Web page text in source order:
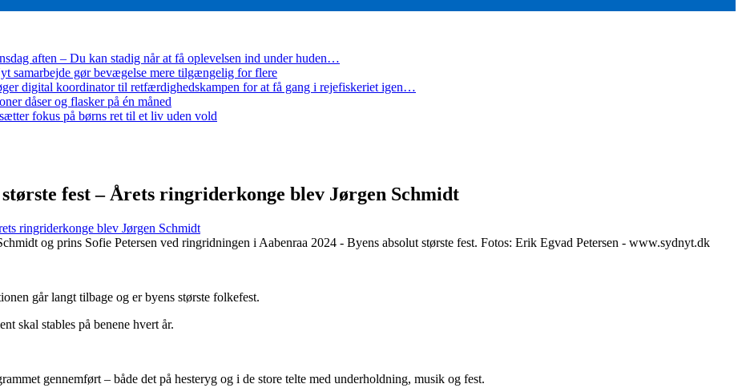
aften – Du kan stadig når at få oplevelsen ind under huden…
samarbejde gør bevægelse mere tilgængelig for flere
digital koordinator til retfærdighedskampen for at få gang i rejefiskeriet igen…
dåser og flasker på én måned
fokus på børns ret til et liv uden vold
fest – Årets ringriderkonge blev Jørgen Schmidt
ringriderkonge blev Jørgen Schmidt
og prins Sofie Petersen ved ringridningen i Aabenraa 2024 - Byens absolut største fest. Fotos: Erik Egvad Petersen - www.sydnyt.dk
går langt tilbage og er byens største folkefest.
skal stables på benene hvert år.
gennemført – både det på hesteryg og i de store telte med underholdning, musik og fest.